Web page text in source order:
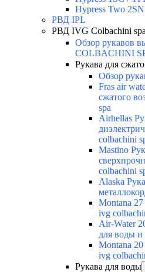
Hypress Two
РВД IPL
РВД IVG Colbachini spa
Обзор рукавов
COLBACHINI
Рукава для
Обзор
Fras air
сжатого
spa
Airhellas
colbachini
Mastino
colbachini
Alaska
Montana 27
ivg
Air-Water
для воды и
Montana 20
ivg
Рукава для воды